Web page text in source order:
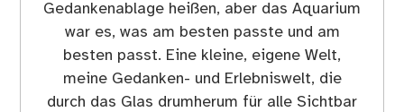
Gedankenablage heißen, aber das Aquarium
war es, was am besten passte und am
besten passt. Eine kleine, eigene Welt,
meine Gedanken- und Erlebniswelt, die
durch das Glas drumherum für alle Sichtbar